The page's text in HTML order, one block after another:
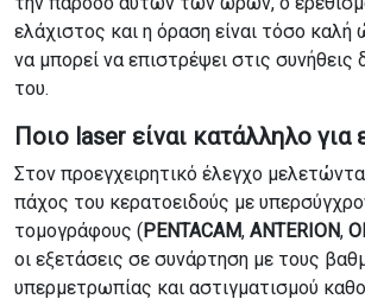
ελάχιστος και η όραση είναι τόσο
να μπορεί να επιστρέψει στις συνήθεις
του.
Ποιο laser είναι κατάλληλο για
Στον προεγχειρητικό έλεγχο
πάχος του κερατοειδούς με
τομογράφους ( PENTACAM, ANTERION,
οι εξετάσεις σε συνάρτηση με τους
υπερμετρωπίας και αστιγματισμού